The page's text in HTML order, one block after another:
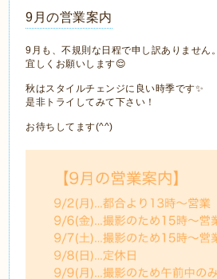
9月の営業案内
9月も、不規則な日程で申し訳ありません。
宜しくお願いします😌
秋はスタイルチェンジに良い時季です✨
是非トライしてみて下さい！
お待ちしてます(^^)